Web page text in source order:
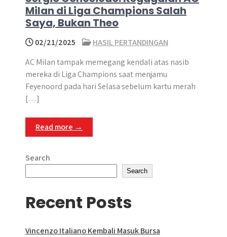
Milan di Liga Champions Salah
Saya, Bukan Theo
02/21/2025
HASIL PERTANDINGAN
AC Milan tampak memegang kendali atas nasib
mereka di Liga Champions saat menjamu
Feyenoord pada hari Selasa sebelum kartu merah
[…]
Read more →
Search
Search
Recent Posts
Vincenzo Italiano Kembali Masuk Bursa